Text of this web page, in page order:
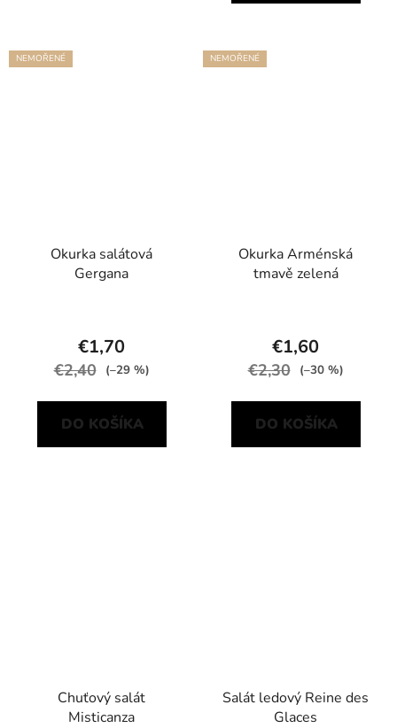
NEMOŘENÉ
Okurka salátová
Gergana
€1,70
€2,40 (–29 %)
DO KOŠÍKA
NEMOŘENÉ
Okurka Arménská
tmavě zelená
€1,60
€2,30 (–30 %)
DO KOŠÍKA
Chuťový salát
Misticanza
Salát ledový Reine des
Glaces